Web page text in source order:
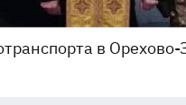
в Орехово-